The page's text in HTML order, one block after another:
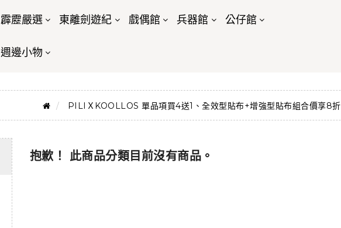
霹靂嚴選 東離劍遊紀 戲偶館 兵器館 公仔館
週邊小物
PILIＸKOOLLOS 單品項買4送1、全效型貼布+增強型貼布組合價享8折
抱歉！ 此商品分類目前沒有商品。